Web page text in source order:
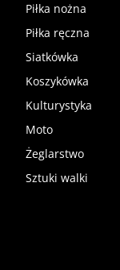
Piłka nożna
Piłka ręczna
Siatkówka
Koszykówka
Kulturystyka
Moto
Żeglarstwo
Sztuki walki